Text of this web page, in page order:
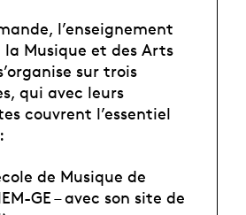
l’enseignement
la Musique et des Arts
sur trois
qui avec leurs
couvrent l’essentiel
de Musique de
GE – avec son site de